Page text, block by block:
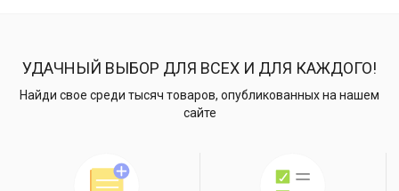
УДАЧНЫЙ ВЫБОР ДЛЯ ВСЕХ И ДЛЯ КАЖДОГО!
Найди свое среди тысяч товаров, опубликованных на нашем
сайте